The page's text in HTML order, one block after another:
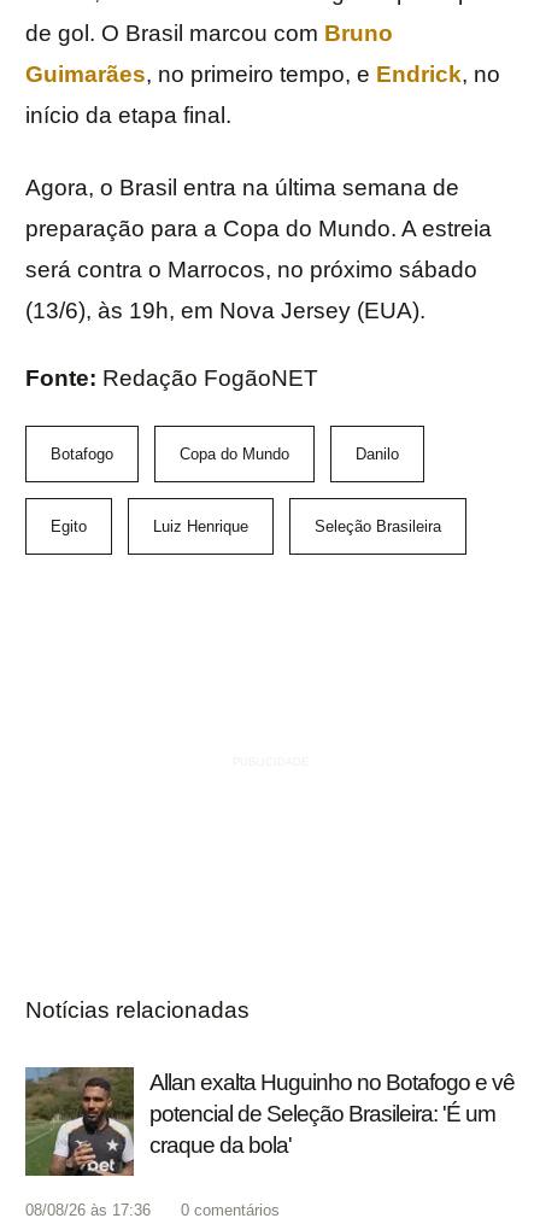
de gol. O Brasil marcou com Bruno
Guimarães, no primeiro tempo, e Endrick, no
início da etapa final.
Agora, o Brasil entra na última semana de
preparação para a Copa do Mundo. A estreia
será contra o Marrocos, no próximo sábado
(13/6), às 19h, em Nova Jersey (EUA).
Fonte: Redação FogãoNET
Botafogo Copa do Mundo Danilo
Egito Luiz Henrique Seleção Brasileira
Notícias relacionadas
Allan exalta Huguinho no Botafogo e vê
potencial de Seleção Brasileira: 'É um
craque da bola'
08/08/26 às 17:36 0 comentários